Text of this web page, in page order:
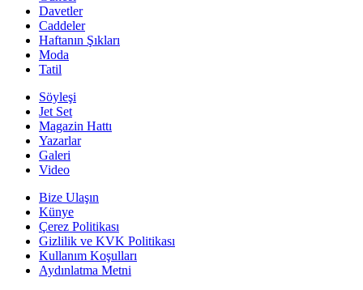
Davetler
Caddeler
Haftanın Şıkları
Moda
Tatil
Söyleşi
Jet Set
Magazin Hattı
Yazarlar
Galeri
Video
Bize Ulaşın
Künye
Çerez Politikası
Gizlilik ve KVK Politikası
Kullanım Koşulları
Aydınlatma Metni